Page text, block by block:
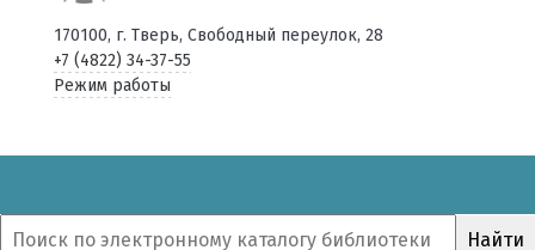
170100, г. Тверь, Свободный переулок, 28
+7 (4822) 34-37-55
Режим работы